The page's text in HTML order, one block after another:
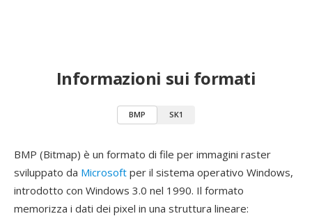
Informazioni sui formati
BMP SK1
BMP (Bitmap) è un formato di file per immagini raster
sviluppato da Microsoft per il sistema operativo Windows,
introdotto con Windows 3.0 nel 1990. Il formato
memorizza i dati dei pixel in una struttura lineare: